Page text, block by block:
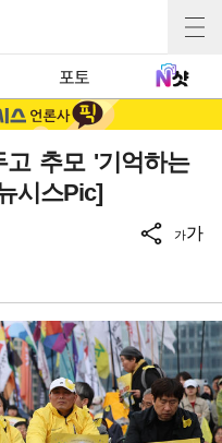
포토
추모 '기억하는
시스Pic]
가가